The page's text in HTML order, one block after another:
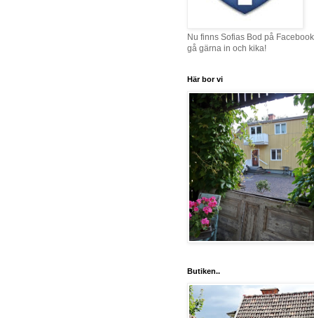
Nu finns Sofias Bod på
gå gärna in och kika!
Här bor vi
Butiken..